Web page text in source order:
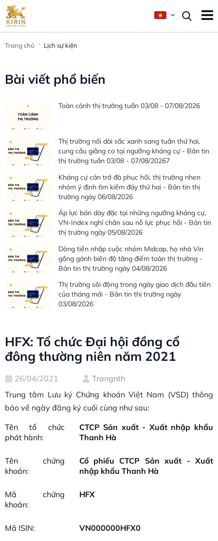
Trang chủ Lịch sự kiện
HFX: Tổ chức Đại hội đồng cổ
đông thường niên năm 2021
26/04/2021
Trangnth
Trung tâm Lưu ký Chứng khoán Việt Nam (VSD) thông
báo về ngày đăng ký cuối cùng như sau:
Tên tổ chức
phát hành:
CTCP Sản xuất - Xuất nhập khẩu
Thanh Hà
Tên chứng
khoán:
Cổ phiếu CTCP Sản xuất - Xuất
nhập khẩu Thanh Hà
Mã chứng
khoán:
HFX
Mã ISIN: VN000000HFX0
Bài viết phổ biến
Toàn cảnh thị trường tuần 03/08 - 07/08/2026
Thị trường nối dài sắc xanh sang tuần thứ hai,
cung cầu giằng co tại ngưỡng kháng cự - Bản tin
thị trường tuần 03/08 - 07/08/20267
Kháng cự cản trở đà phục hồi, thị trường nhen
nhóm ý định tìm kiếm đáy thứ hai - Bản tin thị
trường ngày 06/08/2026
Áp lực bán dày đặc tại những ngưỡng kháng cự,
VN-Index nghỉ chân sau nỗ lực phục hồi - Bản tin
thị trường ngày 05/08/2026
Dòng tiền nhập cuộc nhóm Midcap, họ nhà Vin
gồng gánh biên độ tăng điểm toàn thị trường -
Bản tin thị trường ngày 04/08/2026
Thị trường sôi động trong ngày giao dịch đầu tiên
của tháng mới - Bản tin thị trường ngày
03/08/2026